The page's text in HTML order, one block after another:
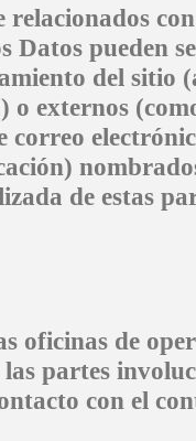
Datos pueden
del sitio
externos
correo
de estas
oficinas de
partes
con el